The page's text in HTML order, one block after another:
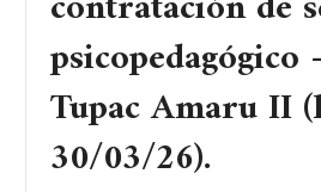
psicopedagógico
Tupac Amaru II
30/03/26).